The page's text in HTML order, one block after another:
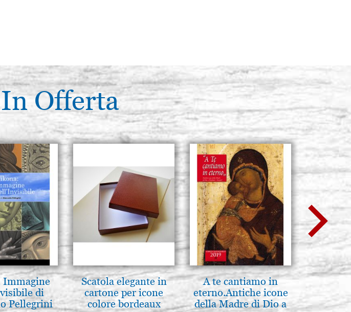
Offerta
Immagine
di
Pellegrini
Scatola elegante in
cartone per icone
colore bordeaux
A te cantiamo in
eterno.Antiche icone
della Madre di Dio a
Luce